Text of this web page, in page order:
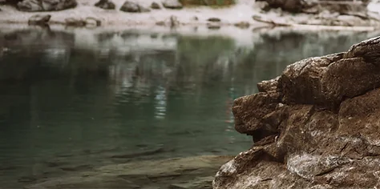
Familien & Kids
Wunderbare Kinderfotografie